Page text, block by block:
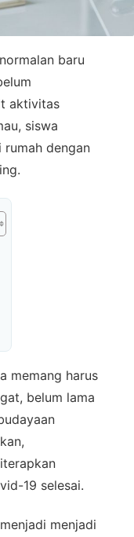
baru
aktivitas
siswa
dengan
memang harus
belum lama
19 selesai.
menjadi